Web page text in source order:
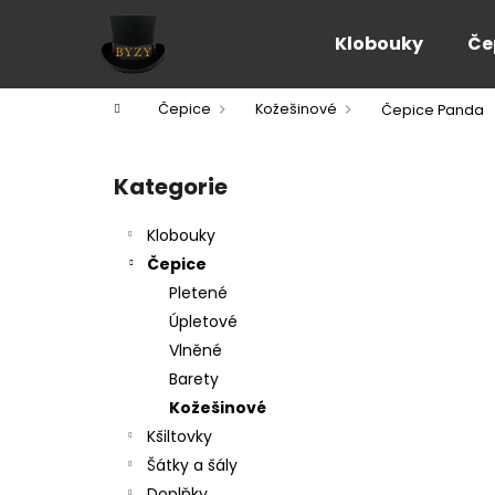
Klobouky
Domů
Čepice Kožešinové Čepice Panda
Přeskočit
kategorie
Kategorie
Klobouky
Čepice
Pletené
Úpletové
Vlněné
Barety
Kožešinové
Kšiltovky
Šátky a šály
í
Zpět
do
Zpět
do